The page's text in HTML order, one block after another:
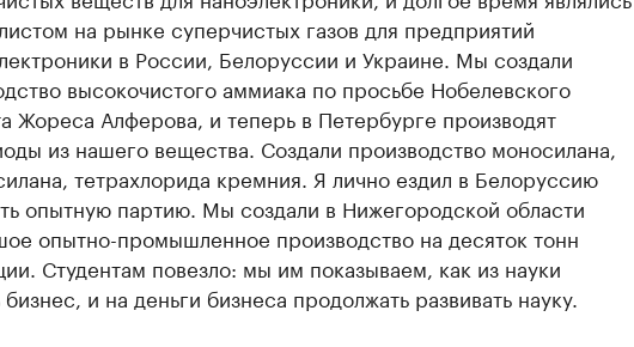
на рынке суперчистых газов для предприятий
в России, Белоруссии и Украине. Мы создали
высокочистого аммиака по просьбе Нобелевского
Жореса Алферова, и теперь в Петербурге производят
из нашего вещества. Создали производство моносилана,
тетрахлорида кремния. Я лично ездил в Белоруссию
опытную партию. Мы создали в Нижегородской области
опытно-промышленное производство на десяток тонн
Студентам повезло: мы им показываем, как из науки
бизнес, и на деньги бизнеса продолжать развивать науку.